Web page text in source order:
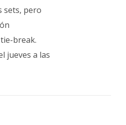
sets, pero
break.
jueves a las